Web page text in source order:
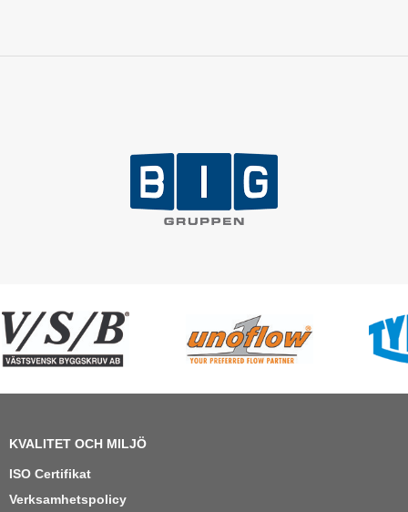
KVALITET OCH MILJÖ
ISO Certifikat
Verksamhetspolicy